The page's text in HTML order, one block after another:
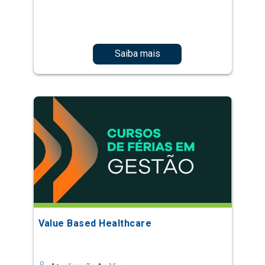
Saiba mais
Value Based Healthcare